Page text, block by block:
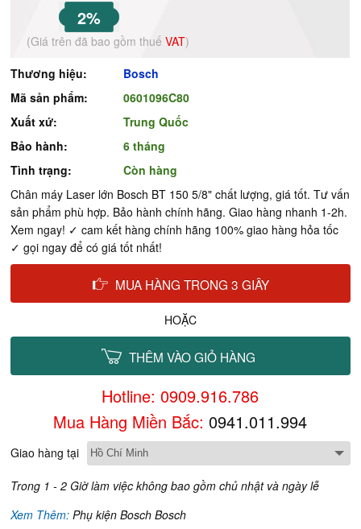
2%
(Giá trên đã bao gồm thuếVAT)
Thương hiệu:
Bosch
Mã sản phẩm:
0601096C80
Xuất xứ:
Trung Quốc
Bảo hành:
6 tháng
Tình trạng:
Còn hàng
Chân máy Laser lớn Bosch BT 150 5/8" chất lượng, giá tốt. Tư vấn
sản phẩm phù hợp. Bảo hành chính hãng. Giao hàng nhanh 1-2h.
Xem ngay! ✓ cam kết hàng chính hãng 100% giao hàng hỏa tốc
✓ gọi ngay để có giá tốt nhất!
MUA HÀNG TRONG 3 GIÂY
HOẶC
THÊM VÀO GIỎ HÀNG
Hotline: 0909.916.786
Mua Hàng Miền Bắc: 0941.011.994
Giao hàng tại
Trong 1 - 2 Giờ làm việc không bao gồm chủ nhật và ngày lễ
Xem Thêm:Phụ kiện Bosch Bosch